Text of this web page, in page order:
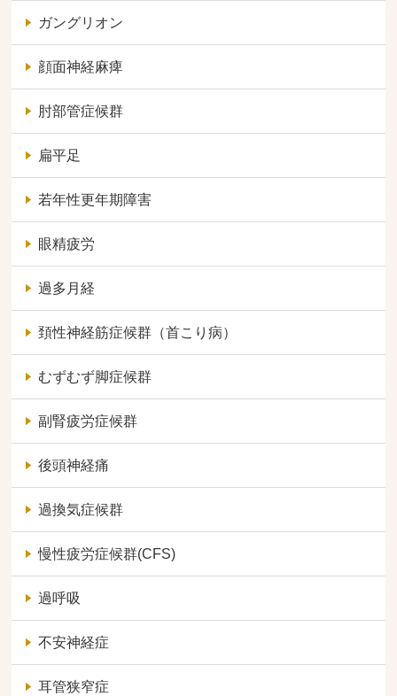
ガングリオン
顔面神経麻痺
肘部管症候群
扁平足
若年性更年期障害
眼精疲労
過多月経
頚性神経筋症候群（首こり病）
むずむず脚症候群
副腎疲労症候群
後頭神経痛
過換気症候群
慢性疲労症候群(CFS)
過呼吸
不安神経症
耳管狭窄症